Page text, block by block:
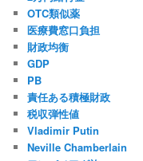
OTC類似薬
医療費窓口負担
財政均衡
GDP
PB
責任ある積極財政
税収弾性値
Vladimir Putin
Neville Chamberlain